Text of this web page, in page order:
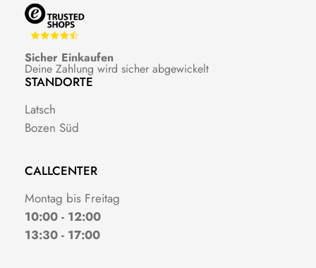
Sicher Einkaufen
Deine Zahlung wird sicher abgewickelt
STANDORTE
Latsch
Bozen Süd
CALLCENTER
Montag bis Freitag
10:00 - 12:00
13:30 - 17:00